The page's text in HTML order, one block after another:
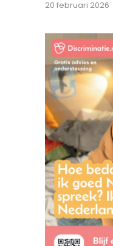
20 februari 2026